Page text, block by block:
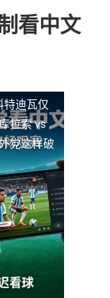
看中文
特迪瓦仅
拉索 vs
党这样破